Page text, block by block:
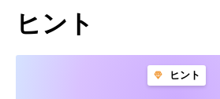
ヒント
ヒント